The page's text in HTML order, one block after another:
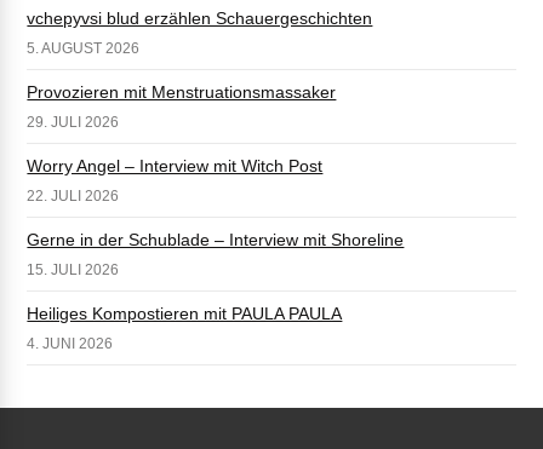
vchepyvsi blud erzählen Schauergeschichten
5. AUGUST 2026
Provozieren mit Menstruationsmassaker
29. JULI 2026
Worry Angel – Interview mit Witch Post
22. JULI 2026
Gerne in der Schublade – Interview mit Shoreline
15. JULI 2026
Heiliges Kompostieren mit PAULA PAULA
4. JUNI 2026